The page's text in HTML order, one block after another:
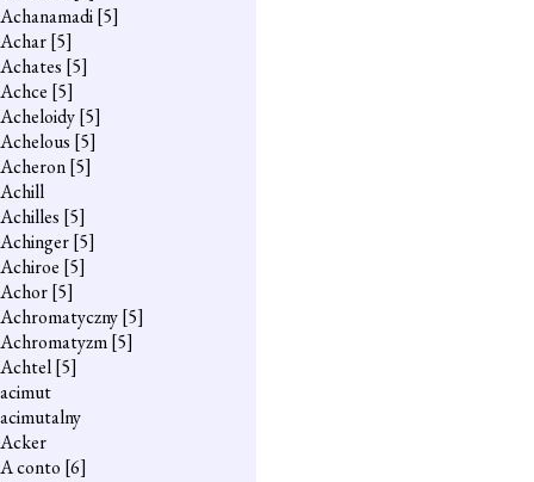
Achanamadi[5]
Achar[5]
Achates [5]
Achce [5]
Acheloidy[5]
Achelous [5]
Acheron[5]
Achill
Achilles [5]
Achinger[5]
Achiroe [5]
Achor[5]
Achromatyczny[5]
Achromatyzm[5]
Achtel[5]
acimut
acimutalny
Acker
A conto [6]